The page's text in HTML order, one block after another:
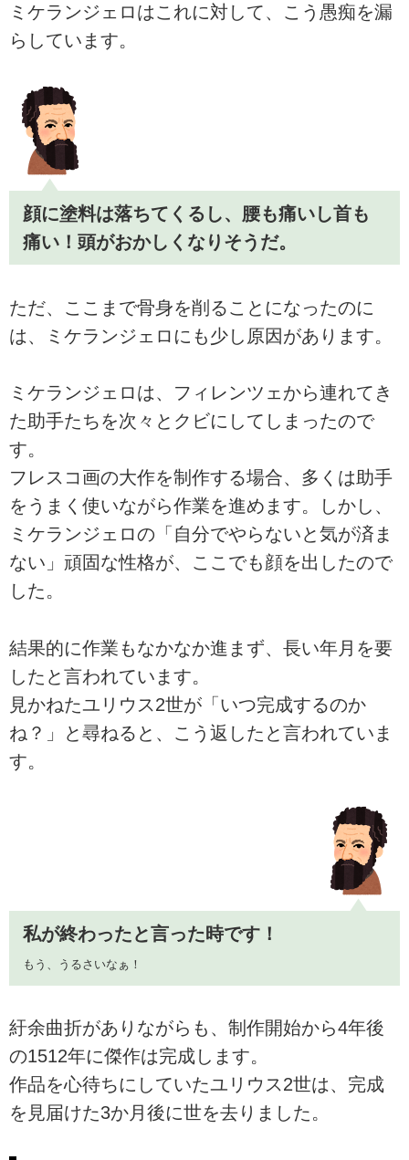
ミケランジェロはこれに対して、こう愚痴を漏
らしています。
顔に塗料は落ちてくるし、腰も痛いし首も
痛い！頭がおかしくなりそうだ。
ただ、ここまで骨身を削ることになったのに
は、ミケランジェロにも少し原因があります。
ミケランジェロは、フィレンツェから連れてき
た助手たちを次々とクビにしてしまったので
す。
フレスコ画の大作を制作する場合、多くは助手
をうまく使いながら作業を進めます。しかし、
ミケランジェロの「自分でやらないと気が済ま
ない」頑固な性格が、ここでも顔を出したので
した。
結果的に作業もなかなか進まず、長い年月を要
したと言われています。
見かねたユリウス2世が「いつ完成するのか
ね？」と尋ねると、こう返したと言われていま
す。
私が終わったと言った時です！
もう、うるさいなぁ！
紆余曲折がありながらも、制作開始から4年後
の1512年に傑作は完成します。
作品を心待ちにしていたユリウス2世は、完成
を見届けた3か月後に世を去りました。